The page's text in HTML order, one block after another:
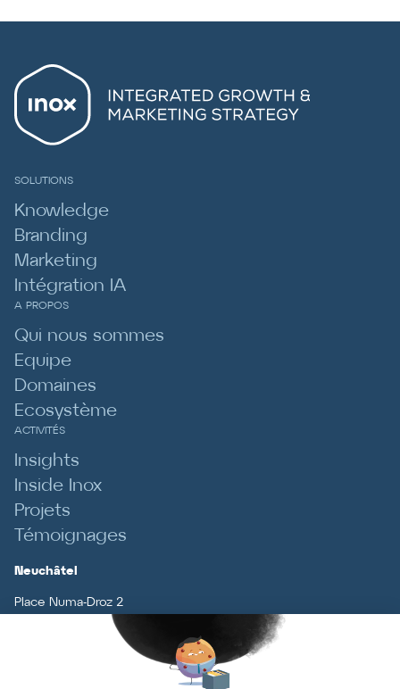
SOLUTIONS
Knowledge
Branding
Marketing
Intégration IA
A PROPOS
Qui nous sommes
Equipe
Domaines
Ecosystème
ACTIVITÉS
Insights
Inside Inox
Projets
Témoignages
Neuchâtel
Place Numa-Droz 2
2001
+41 (0)32 727 70 70